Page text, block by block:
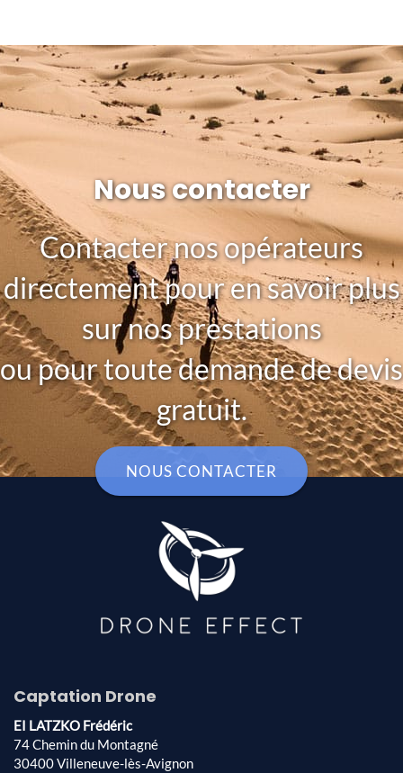
Nous contacter
Contacter nos opérateurs
directement pour en savoir plus
sur nos prestations
ou pour toute demande de devis
gratuit.
NOUS CONTACTER
Captation Drone
EI LATZKO Frédéric
74 Chemin du Montagné
30400 Villeneuve-lès-Avignon